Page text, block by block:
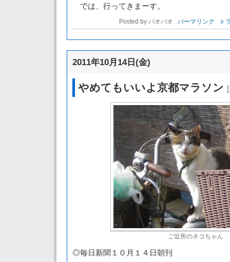
では、行ってきまーす。
Posted by パオパオ パーマリンク ト
2011年10月14日(金)
やめてもいいよ京都マラソン
ご近所のネコちゃん
◎毎日新聞１０月１４日朝刊